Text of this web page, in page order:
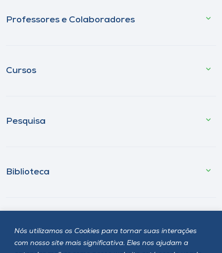
Nós utilizamos os Cookies para tornar suas interações
com nosso site mais significativa. Eles nos ajudam a
Professores e Colaboradores
Cursos
Pesquisa
Biblioteca